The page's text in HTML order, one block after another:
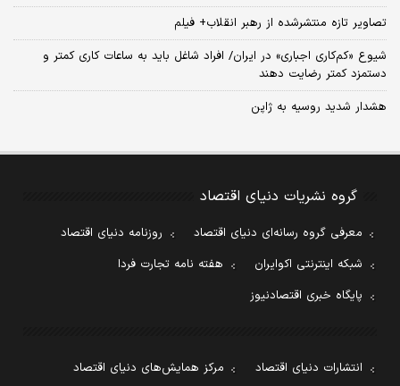
تصاویر تازه منتشرشده از رهبر انقلاب+ فیلم
شیوع «کم‌کاری اجباری» در ایران/ افراد شاغل باید به ساعات کاری کمتر و
دستمزد کمتر رضایت دهند
هشدار شدید روسیه به ژاپن
گروه نشریات دنیای اقتصاد
معرفی گروه رسانه‌ای دنیای اقتصاد
روزنامه دنیای اقتصاد
شبکه اینترنتی اکوایران
هفته نامه تجارت فردا
پایگاه خبری اقتصادنیوز
انتشارات دنیای اقتصاد
مرکز همایش‌های دنیای اقتصاد